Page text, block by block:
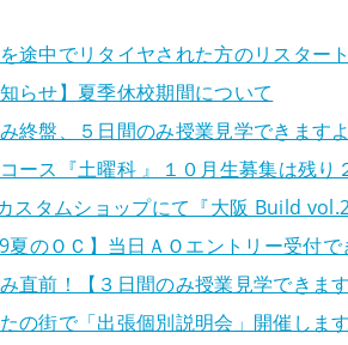
途中でリタイヤされた方のリスター
知らせ】夏季休校期間について
終盤、５日間のみ授業見学できますよ
ース『土曜科 』１０月生募集は残
スタムショップにて『大阪 Build
9夏のＯＣ】当日ＡＯエントリー受付で
直前！【３日間のみ授業見学できます
の街で「出張個別説明会」開催します